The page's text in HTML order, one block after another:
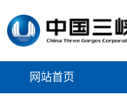
网站首页